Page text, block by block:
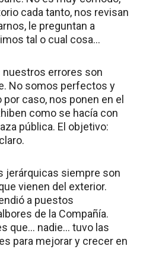
cada tanto, nos revisan
le preguntan a
tal o cual cosa…
errores son
No somos perfectos y
caso, nos ponen en el
como se hacía con
pública. El objetivo:
jerárquicas siempre son
vienen del exterior.
a puestos
de la Compañía.
que… nadie… tuvo las
para mejorar y crecer en